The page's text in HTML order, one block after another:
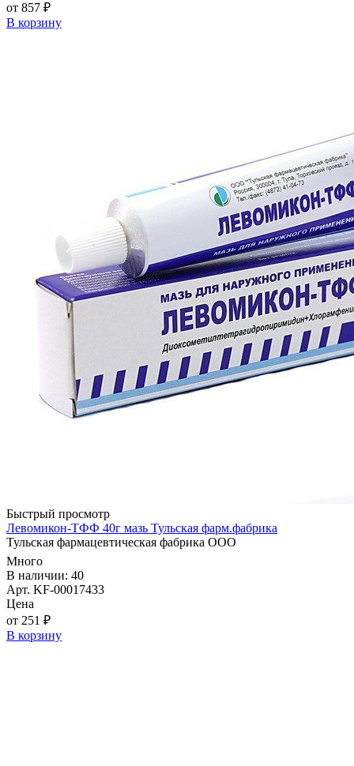
от 857 ₽
В корзину
Быстрый просмотр
Левомикон-ТФФ 40г мазь Тульская фарм.фабрика
Тульская фармацевтическая фабрика ООО
Много
В наличии: 40
Арт. KF-00017433
Цена
от 251 ₽
В корзину